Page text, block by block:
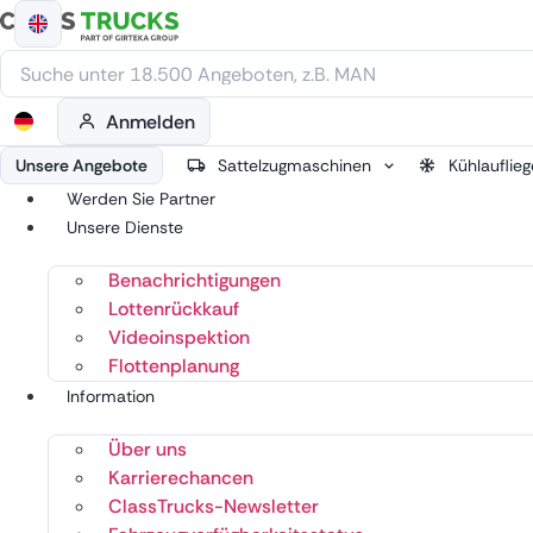
Zum
Inhalt
springen
Anmelden
Unsere Angebote Sattelzugmaschinen
Werden Sie Partner
Unsere Dienste
Benachrichtigungen
Lottenrückkauf
Videoinspektion
Flottenplanung
Information
Über uns
Karrierechancen
ClassTrucks-Newsletter